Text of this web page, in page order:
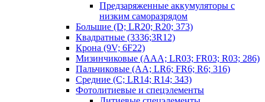
Предзаряженные аккумуляторы с
низким саморазрядом
Большие (D; LR20; R20; 373)
Квадратные (3336;3R12)
Крона (9V; 6F22)
Мизинчиковые (AAA; LR03; FR03; R03; 286)
Пальчиковые (AA; LR6; FR6; R6; 316)
Средние (C; LR14; R14; 343)
Фотолитиевые и спецэлементы